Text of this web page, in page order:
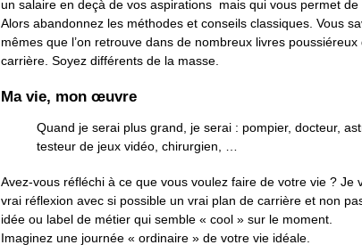
un salaire en deçà de vos aspirations mais qui vous permet de
Alors abandonnez les méthodes et conseils classiques. Vous
mêmes que l’on retrouve dans de nombreux livres poussiéreux
carrière. Soyez différents de la masse.
Ma vie, mon œuvre
Quand je serai plus grand, je serai : pompier, docteur,
testeur de jeux vidéo, chirurgien, …
Avez-vous réfléchi à ce que vous voulez faire de votre vie ? Je
vrai réflexion avec si possible un vrai plan de carrière et non
idée ou label de métier qui semble « cool » sur le moment.
Imaginez une journée « ordinaire » de votre vie idéale.